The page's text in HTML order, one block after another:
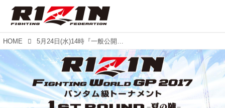
HOME 5月24日(水)14時『一般公開記者会見』に那須川天心、山本美憂、KINGレイナが登壇！！「RIZIN FIGHTING WORLD GRAND-PRIX 2017 バンタム級トーナメント 1st ROUND -夏の陣-」に関するお知らせ